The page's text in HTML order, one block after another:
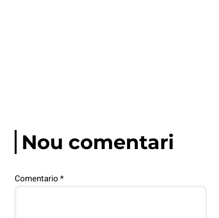
Nou comentari
Comentario *